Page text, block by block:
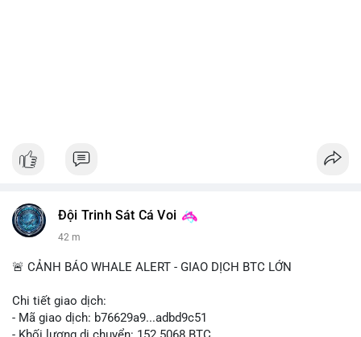
Đội Trinh Sát Cá Voi
42 m
🚨 CẢNH BÁO WHALE ALERT - GIAO DỊCH BTC LỚN
Chi tiết giao dịch:
- Mã giao dịch: b76629a9...adbd9c51